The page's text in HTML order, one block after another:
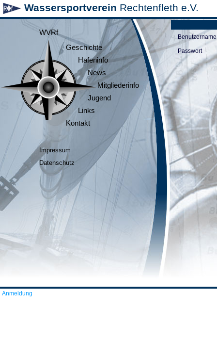
Wassersportverein Rechtenfleth e.V.
WVRf
Geschichte
Hafeninfo
News
Mitgliederinfo
Jugend
Links
Kontakt
Impressum
Datenschutz
Benutzername
Passwort
Anmeldung